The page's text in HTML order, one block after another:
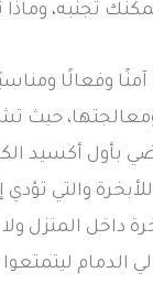
تجنبه،
آمنًا وفعالًا
ومعالجتها،
بأول أكسيد
والتي
داخل المنزل
الدمام